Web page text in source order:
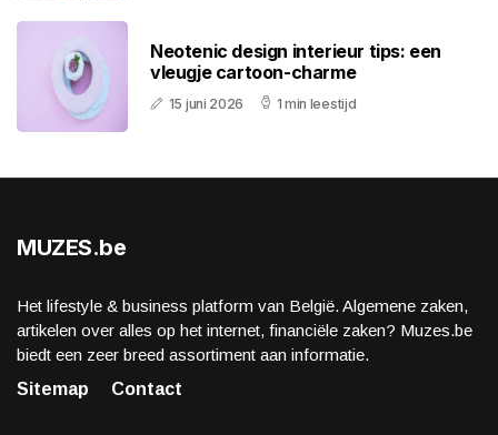
Neotenic design interieur tips: een
vleugje cartoon-charme
15 juni 2026 1 min leestijd
MUZES.be
Het lifestyle & business platform van België. Algemene zaken,
artikelen over alles op het internet, financiële zaken? Muzes.be
biedt een zeer breed assortiment aan informatie.
Sitemap
Contact